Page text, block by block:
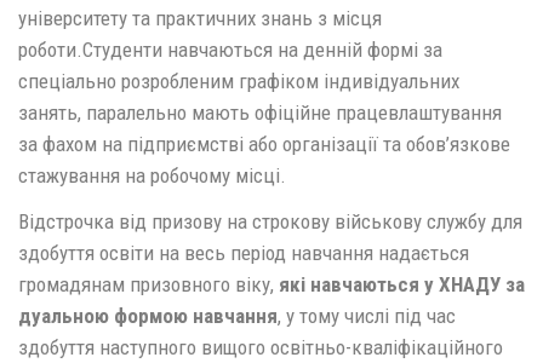
університету та практичних знань з місця
роботи.Студенти навчаються на денній формі за
спеціально розробленим графіком індивідуальних
занять, паралельно мають офіційне працевлаштування
за фахом на підприємстві або організації та обов’язкове
стажування на робочому місці.
Відстрочка від призову на строкову військову службу для
здобуття освіти на весь період навчання надається
громадянам призовного віку, які навчаються у ХНАДУ за
дуальною формою навчання, у тому числі під час
здобуття наступного вищого освітньо-кваліфікаційного